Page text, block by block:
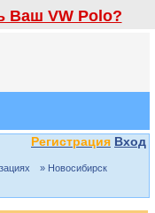
Ваш VW Polo?
Регистрация Вход
» Новосибирск